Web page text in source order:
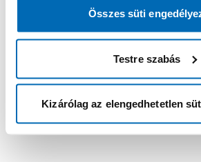
Összes süti
Testre szabás
Kizárólag az elengedhetetlen